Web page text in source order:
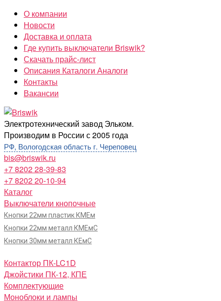
Перейти
содержимому
О компании
Новости
Доставка и оплата
Где купить выключатели Briswik?
Скачать прайс-лист
Описания Каталоги Аналоги
Контакты
Вакансии
Briswik
Электротехнический завод Эльком.
Производим в России с 2005 года
РФ, Вологодская область г. Череповец
bis@briswik.ru
+7 8202 28-39-83
+7 8202 20-10-94
Каталог
Выключатели кнопочные
Кнопки 22мм пластик КМЕм
Кнопки 22мм металл КМЕмС
Кнопки 30мм металл КЕмС
Контактор ПК-LC1D
Джойстики ПК-12, КПЕ
Комплектующие
Моноблоки и лампы